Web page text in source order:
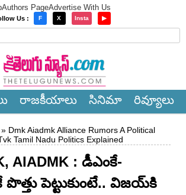
Authors PageAdvertise With Us
Us : F X Insta ▶
రాజ‌కీయాలు సినిమా రివ్యూలు
» Dmk Aiadmk Alliance Rumors A Political
Tamil Nadu Politics Explained
AIADMK : డీఎంకే-
పెట్టుకుంటే.. విజయ్‌కి